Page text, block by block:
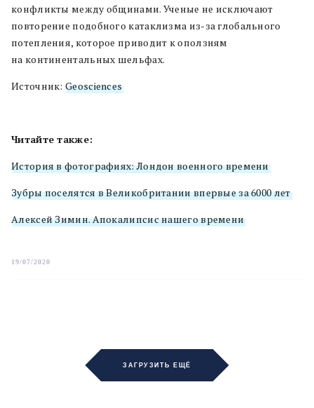
конфликты между общинами. Ученые не исключают
повторение подобного катаклизма из-за глобального
потепления, которое приводит к оползням
на континентальных шельфах.
Источник: Geosciences
Читайте также:
История в фотографиях: Лондон военного времени
Зубры поселятся в Великобритании впервые за 6000 лет
Алексей Зимин. Апокалипсис нашего времени
19/07/2020
ЗАГРУЗИТЬ ЕЩЁ